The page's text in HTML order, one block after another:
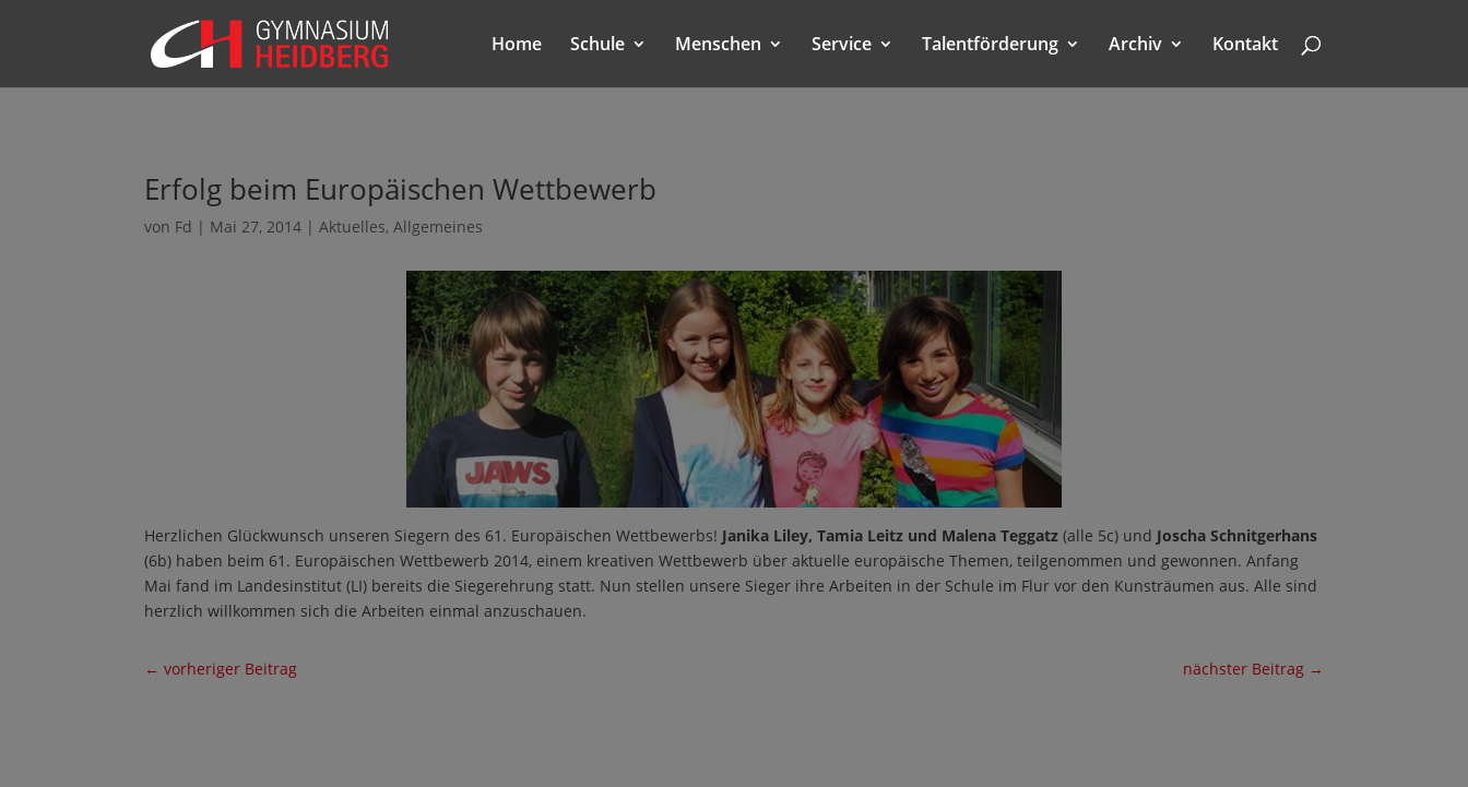
Home Schule Menschen Service Talentförderung Archiv Kontakt
Erfolg beim Europäischen Wettbewerb
von Fd | Mai 27, 2014 | Aktuelles, Allgemeines
Herzlichen Glückwunsch unseren Siegern des 61. Europäischen Wettbewerbs! Janika Liley, Tamia Leitz und Malena Teggatz (alle 5c) und Joscha Schnitgerhans
(6b) haben beim 61. Europäischen Wettbewerb 2014, einem kreativen Wettbewerb über aktuelle europäische Themen, teilgenommen und gewonnen. Anfang
Mai fand im Landesinstitut (LI) bereits die Siegerehrung statt. Nun stellen unsere Sieger ihre Arbeiten in der Schule im Flur vor den Kunsträumen aus. Alle sind
herzlich willkommen sich die Arbeiten einmal anzuschauen.
← vorheriger Beitrag nächster Beitrag →